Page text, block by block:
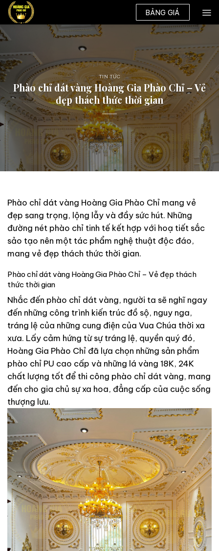
Skip
content
BẢNG GIÁ
TIN TỨC
Phào chỉ dát vàng Hoàng Gia Phào Chỉ – Vẻ
đẹp thách thức thời gian
Phào chỉ dát vàng Hoàng Gia Phào Chỉ mang vẻ
đẹp sang trọng, lộng lẫy và đầy sức hút. Những
đường nét phào chỉ tinh tế kết hợp với hoạ tiết sắc
sảo tạo nên một tác phẩm nghệ thuật độc đáo,
mang vẻ đẹp thách thức thời gian.
Phào chỉ dát vàng Hoàng Gia Phào Chỉ – Vẻ đẹp thách
thức thời gian
Nhắc đến phào chỉ dát vàng, người ta sẽ nghĩ ngay
đến những công trình kiến trúc đồ sộ, nguy nga,
tráng lệ của những cung điện của Vua Chúa thời xa
xưa. Lấy cảm hứng từ sự tráng lệ, quyền quý đó,
Hoàng Gia Phào Chỉ đã lựa chọn những sản phẩm
phào chỉ PU cao cấp và những lá vàng 18K, 24K
chất lượng tốt để thi công phào chỉ dát vàng, mang
đến cho gia chủ sự xa hoa, đẳng cấp của cuộc sống
thượng lưu.